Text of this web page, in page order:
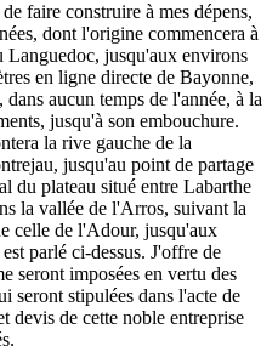
faire construire à mes dépens,
dont l'origine commencera à
Languedoc, jusqu'aux environs
en ligne directe de Bayonne,
aucun temps de l'année, à la
jusqu'à son embouchure.
la rive gauche de la
jusqu'au point de partage
du plateau situé entre Labarthe
la vallée de l'Arros, suivant la
celle de l'Adour, jusqu'aux
parlé ci-dessus. J'offre de
seront imposées en vertu des
seront stipulées dans l'acte de
devis de cette noble entreprise